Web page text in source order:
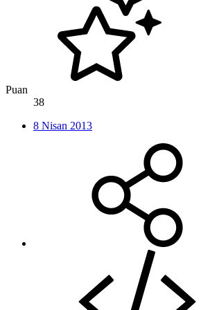
Puan
38
8 Nisan 2013